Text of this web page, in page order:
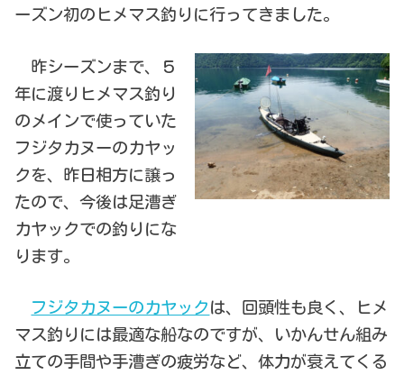
ーズン初のヒメマス釣りに行ってきました。
昨シーズンまで、５
年に渡りヒメマス釣り
のメインで使っていた
フジタカヌーのカヤッ
クを、昨日相方に譲っ
たので、今後は足漕ぎ
カヤックでの釣りにな
ります。
フジタカヌーのカヤック は、回頭性も良く、ヒメ
マス釣りには最適な船なのですが、いかんせん組み
立ての手間や手漕ぎの疲労など、体力が衰えてくる